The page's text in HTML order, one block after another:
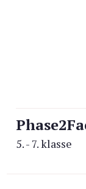
5. - 7. klasse